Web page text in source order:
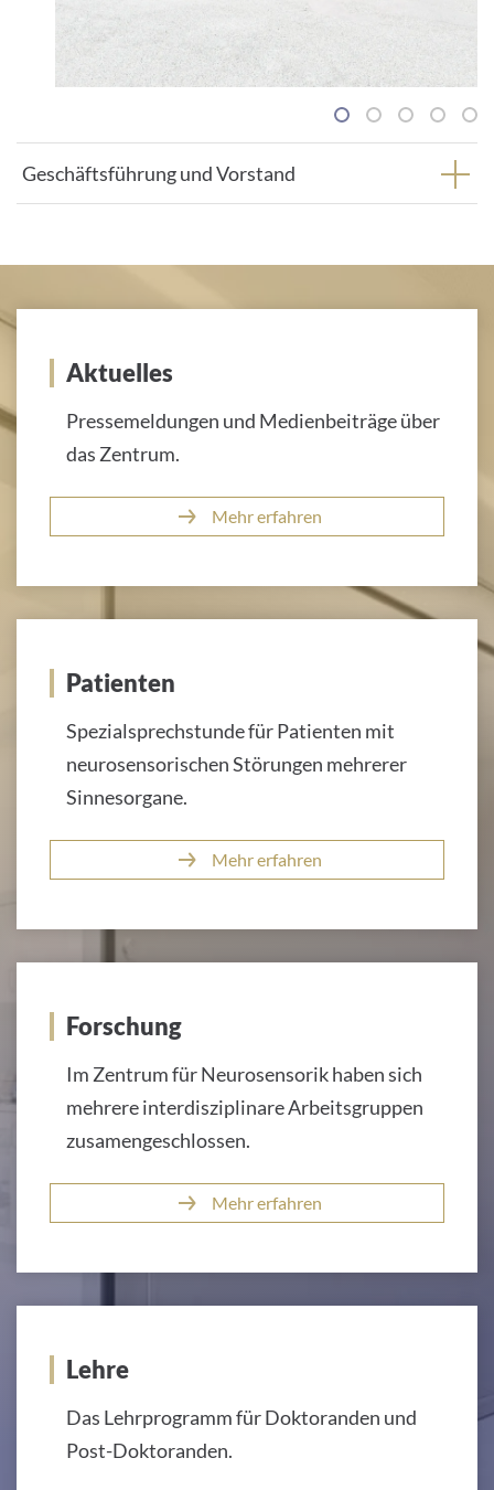
1 2 3 4
5
Geschäftsführung und Vorstand
Aktuelles
Pressemeldungen und Medienbeiträge über
das Zentrum.
Mehr erfahren
Patienten
Spezialsprechstunde für Patienten mit
neurosensorischen Störungen mehrerer
Sinnesorgane.
Mehr erfahren
Forschung
Im Zentrum für Neurosensorik haben sich
mehrere interdisziplinare Arbeitsgruppen
zusamengeschlossen.
Mehr erfahren
Lehre
Das Lehrprogramm für Doktoranden und
Post-Doktoranden.